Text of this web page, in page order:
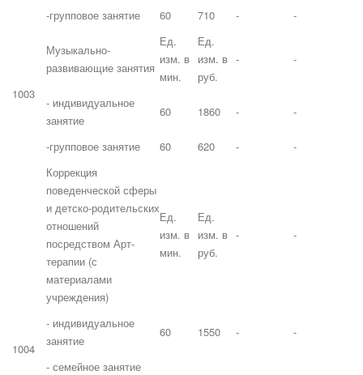
-групповое занятие 60 710 - -
1003
Музыкально-
развивающие занятия
Ед.
изм. в
мин.
Ед.
изм. в
руб.
- -
- индивидуальное
занятие
60 1860 - -
-групповое занятие 60 620 - -
1004
Коррекция
поведенческой сферы
и детско-родительских
отношений
посредством Арт-
терапии (с
материалами
учреждения)
Ед.
изм. в
мин.
Ед.
изм. в
руб.
- -
- индивидуальное
занятие
60 1550 - -
- семейное занятие